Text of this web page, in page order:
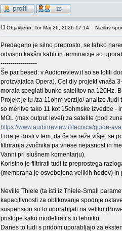
Objavljeno: Tor Maj 26, 2026 17:14 Naslov
Predagano je silno preprosto, se lahko
odvisno kakšni kabli in terminacije so
------------------
Še par besed: v Audioreview.it so se lotili
proizvajalca Opera). Cel diy projekt vnaša
morala speglati bunko satelitov na 120Hz.
Projekt je tu /za 11ohm verzijo/ analize /
so meritve tako 11 kot 15ohmske izvedbe -
MOL (max output level) za satelite (pod
https://www.audioreview.it/tecnica/guide-
Fora je dosti v tem, da če se reže višje, se
filtriranja zvočnika pa vnese nejasnost in
Vanni pri slušnem komentarju).
Koristno je filtrirati tudi iz preprostega
(membrana je osvobojena velikih hodov)
Neville Thiele (ta isti iz Thiele-Small
kapacitivnosti za oblikovanje spodnje
suspension so to uporabljali na veliko
pristope kako modelirati s to tehniko.
Danes to tudi s pridom uporabljajo za